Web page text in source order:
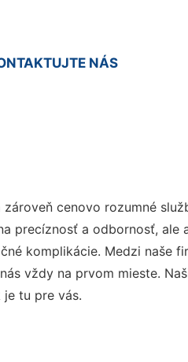
NÁS
cenovo rozumné
precíznosť a odbornosť,
komplikácie. Medzi
vždy na prvom mieste.
je tu pre vás.